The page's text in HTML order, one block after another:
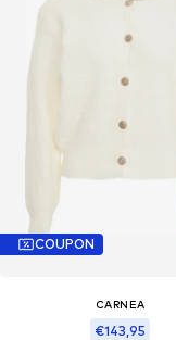
COUPON
CARNEA
€143,95